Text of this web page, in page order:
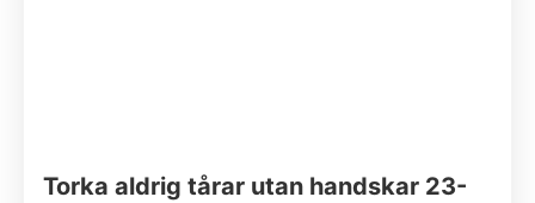
Torka aldrig tårar utan handskar 23-